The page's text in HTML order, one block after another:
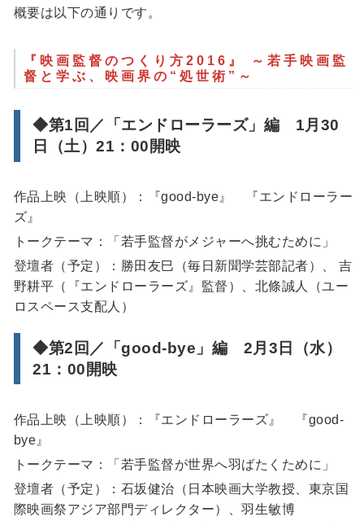
概要は以下の通りです。
『映画監督のつくり方2016』 ～若手映画監
督と学ぶ、映画界の“処世術”～
◆第1回／「エンドローラーズ」編 1月30
日（土）21：00開映
作品上映（上映順）：『good-bye』 『エンドローラー
ズ』
トークテーマ：「若手監督がメジャーへ挑むために」
登壇者（予定）：勝田友巳（毎日新聞学芸部記者）、 吉
野耕平（『エンドローラーズ』監督）、北條誠人（ユー
ロスペース支配人）
◆第2回／「good-bye」編 2月3日（水）
21：00開映
作品上映（上映順）：『エンドローラーズ』 『good-
bye』
トークテーマ：「若手監督が世界へ羽ばたくために」
登壇者（予定）：石坂健治（日本映画大学教授、東京国
際映画祭アジア部門ディレクター）、羽生敏博